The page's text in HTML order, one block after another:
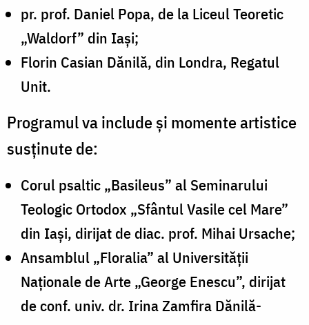
pr. prof. Daniel Popa, de la Liceul Teoretic
„Waldorf” din Iași;
Florin Casian Dănilă, din Londra, Regatul
Unit.
Programul va include și momente artistice
susținute de:
Corul psaltic „Basileus” al Seminarului
Teologic Ortodox „Sfântul Vasile cel Mare”
din Iași, dirijat de diac. prof. Mihai Ursache;
Ansamblul „Floralia” al Universității
Naționale de Arte „George Enescu”, dirijat
de conf. univ. dr. Irina Zamfira Dănilă-